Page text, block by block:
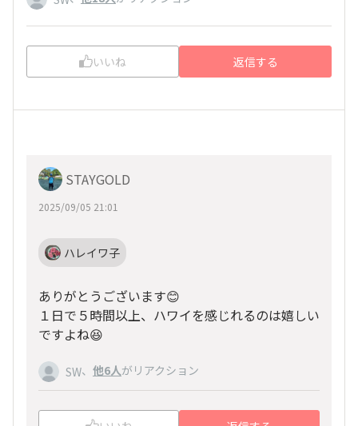
いいね 返信する
STAYGOLD
2025/09/05 21:01
ハレイワ子
ありがとうございます😊
１日で５時間以上、ハワイを感じれるのは嬉しい
ですよね😆
SW、 他6人がリアクション